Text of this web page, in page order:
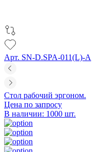
Арт. SN-D.SPA-011(L)-A
Стол рабочий эргоном.
Цена по запросу
В наличии: 1000 шт.